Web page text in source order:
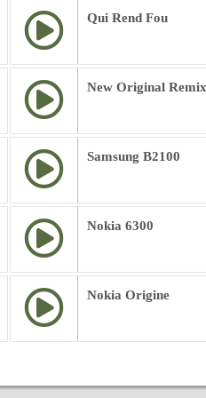
Qui Rend Fou
New Original
Samsung B2100
Nokia 6300
Nokia Origine